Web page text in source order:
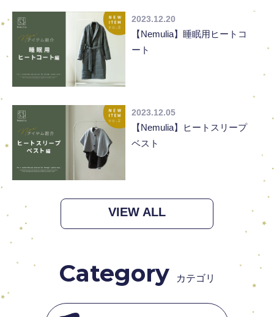
2023.12.20
【Nemulia】睡眠用ヒートコ
ート
2023.12.05
【Nemulia】ヒートスリープ
ベスト
VIEW ALL
Category カテゴリ